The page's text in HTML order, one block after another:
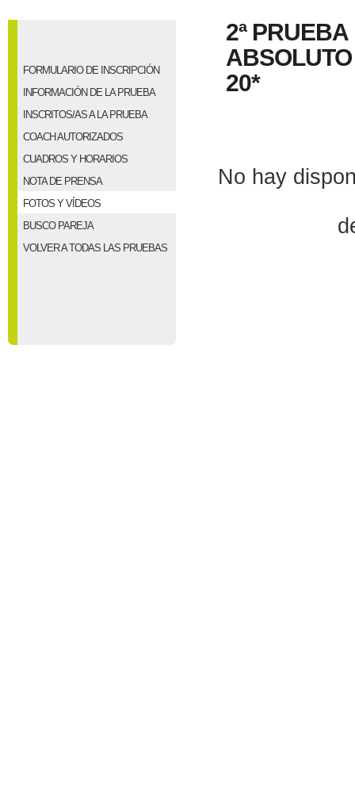
FORMULARIO DE INSCRIPCIÓN
INFORMACIÓN DE LA PRUEBA
INSCRITOS/AS A LA PRUEBA
COACH AUTORIZADOS
CUADROS Y HORARIOS
NOTA DE PRENSA
FOTOS Y VÍDEOS
BUSCO PAREJA
VOLVER A TODAS LAS PRUEBAS
2ª
20*
No hay